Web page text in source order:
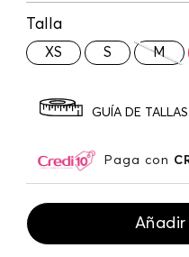
Talla
XS S M
GUÍA DE TALLAS
Paga con